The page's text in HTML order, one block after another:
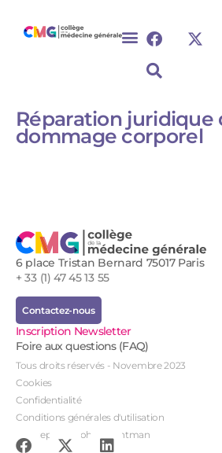
Réparation juridique
dommage corporel​​​
6 place Tristan Bernard 75017 Paris
+ 33 (1) 47 45 13 55
Contactez-nous
Inscription Newsletter
Foire aux questions (FAQ)
Tous droits réservés - Novembre 2023
Cookies
Confidentialité
Conditions générales d'utilisation
Conception : John Brightman